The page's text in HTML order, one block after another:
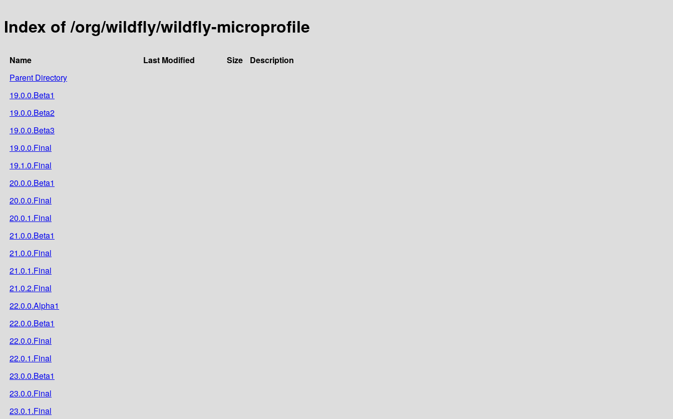
Index of /org/wildfly/wildfly-microprofile
Name Last Modified Size
Description
Parent Directory
19.0.0.Beta1
19.0.0.Beta2
19.0.0.Beta3
19.0.0.Final
19.1.0.Final
20.0.0.Beta1
20.0.0.Final
20.0.1.Final
21.0.0.Beta1
21.0.0.Final
21.0.1.Final
21.0.2.Final
22.0.0.Alpha1
22.0.0.Beta1
22.0.0.Final
22.0.1.Final
23.0.0.Beta1
23.0.0.Final
23.0.1.Final